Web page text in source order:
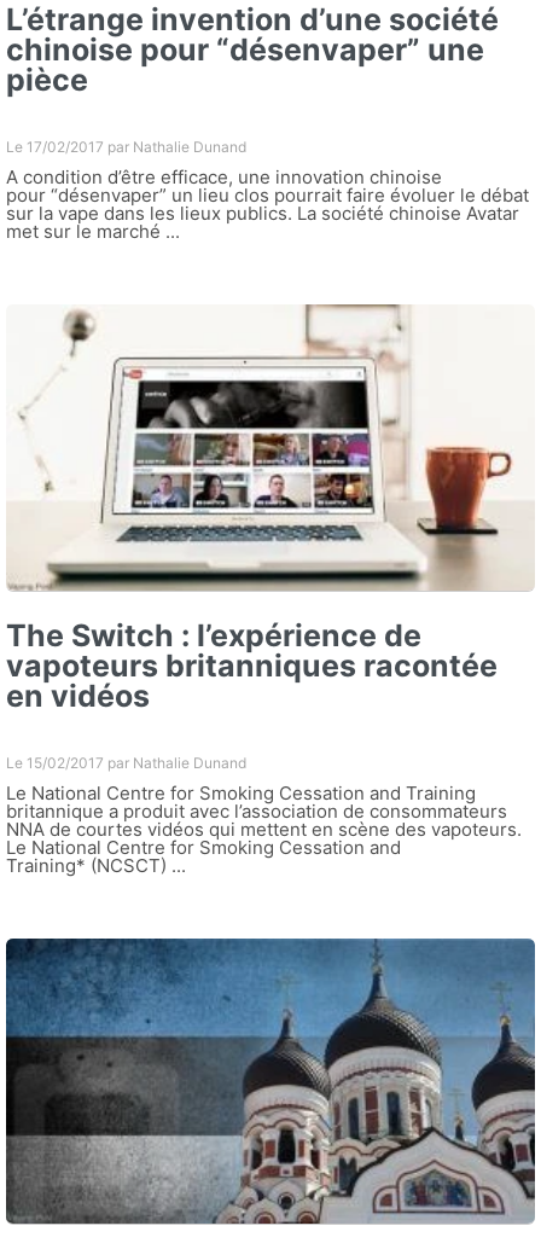
L’étrange invention d’une société
chinoise pour “désenvaper” une
pièce
Le 17/02/2017 par Nathalie Dunand
A condition d’être efficace, une innovation chinoise
pour “désenvaper” un lieu clos pourrait faire évoluer le débat
sur la vape dans les lieux publics. La société chinoise Avatar
met sur le marché ...
The Switch : l’expérience de
vapoteurs britanniques racontée
en vidéos
Le 15/02/2017 par Nathalie Dunand
Le National Centre for Smoking Cessation and Training
britannique a produit avec l’association de consommateurs
NNA de courtes vidéos qui mettent en scène des vapoteurs.
Le National Centre for Smoking Cessation and
Training* (NCSCT) ...